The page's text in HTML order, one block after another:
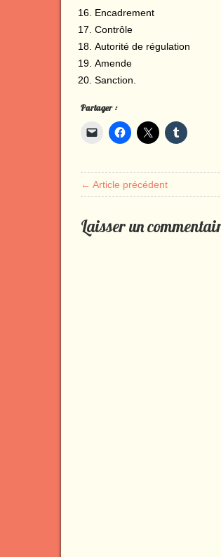
Encadrement
Contrôle
Autorité de régulation
Amende
Sanction.
Partager :
← Article précédent
Laisser un